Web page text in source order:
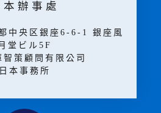
本辦事處
中央区銀座6-6-1 銀座風
堂ビル5F
智策顧問有限公司
日本事務所